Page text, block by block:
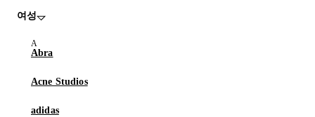
여성
Abra
Acne Studios
adidas